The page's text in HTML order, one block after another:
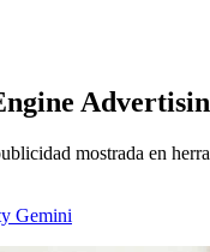
mostrada en
Gemini